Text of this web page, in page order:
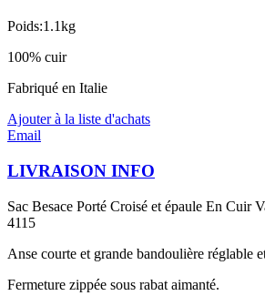
Poids:1.1kg
100% cuir
Fabriqué en Italie
Ajouter à la liste d'achats
Email
LIVRAISON INFO
Sac Besace Porté Croisé et épaule En Cuir
4115
Anse courte et grande bandoulière réglable
Fermeture zippée sous rabat aimanté.